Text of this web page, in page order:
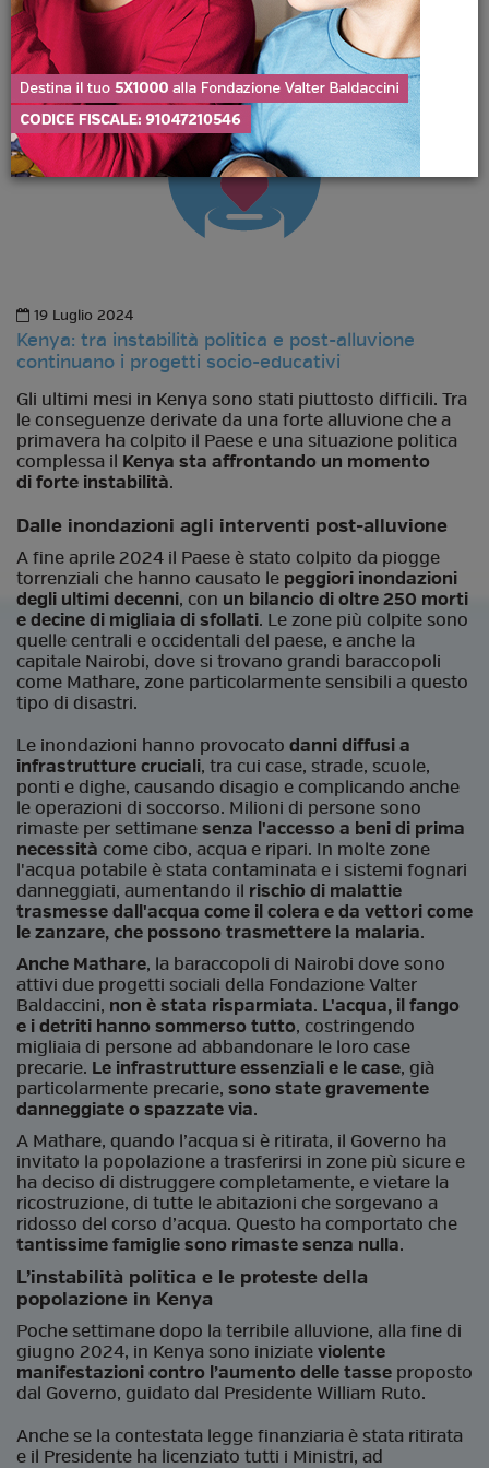
19 Luglio 2024
Kenya: tra instabilità politica e post-alluvione
continuano i progetti socio-educativi
Gli ultimi mesi in Kenya sono stati piuttosto difficili. Tra
le conseguenze derivate da una forte alluvione che a
primavera ha colpito il Paese e una situazione politica
complessa il Kenya sta affrontando un momento
di forte instabilità.
Dalle inondazioni agli interventi post-alluvione
A fine aprile 2024 il Paese è stato colpito da piogge
torrenziali che hanno causato le peggiori inondazioni
degli ultimi decenni, con un bilancio di oltre 250 morti
e decine di migliaia di sfollati. Le zone più colpite sono
quelle centrali e occidentali del paese, e anche la
capitale Nairobi, dove si trovano grandi baraccopoli
come Mathare, zone particolarmente sensibili a questo
tipo di disastri.
Le inondazioni hanno provocato danni diffusi a
infrastrutture cruciali, tra cui case, strade, scuole,
ponti e dighe, causando disagio e complicando anche
le operazioni di soccorso. Milioni di persone sono
rimaste per settimane senza l'accesso a beni di prima
necessità come cibo, acqua e ripari. In molte zone
l'acqua potabile è stata contaminata e i sistemi fognari
danneggiati, aumentando il rischio di malattie
trasmesse dall'acqua come il colera e da vettori come
le zanzare, che possono trasmettere la malaria.
Anche Mathare, la baraccopoli di Nairobi dove sono
attivi due progetti sociali della Fondazione Valter
Baldaccini, non è stata risparmiata. L'acqua, il fango
e i detriti hanno sommerso tutto, costringendo
migliaia di persone ad abbandonare le loro case
precarie. Le infrastrutture essenziali e le case, già
particolarmente precarie, sono state gravemente
danneggiate o spazzate via.
A Mathare, quando l’acqua si è ritirata, il Governo ha
invitato la popolazione a trasferirsi in zone più sicure e
ha deciso di distruggere completamente, e vietare la
ricostruzione, di tutte le abitazioni che sorgevano a
ridosso del corso d’acqua. Questo ha comportato che
tantissime famiglie sono rimaste senza nulla.
L’instabilità politica e le proteste della
popolazione in Kenya
Poche settimane dopo la terribile alluvione, alla fine di
giugno 2024, in Kenya sono iniziate violente
manifestazioni contro l’aumento delle tasse proposto
dal Governo, guidato dal Presidente William Ruto.
Anche se la contestata legge finanziaria è stata ritirata
e il Presidente ha licenziato tutti i Ministri, ad